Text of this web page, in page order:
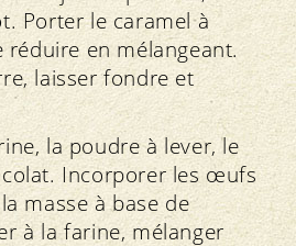
Porter le caramel à
en mélangeant.
laisser fondre et
la poudre à lever, le
Incorporer les œufs
masse à base de
à la farine, mélanger